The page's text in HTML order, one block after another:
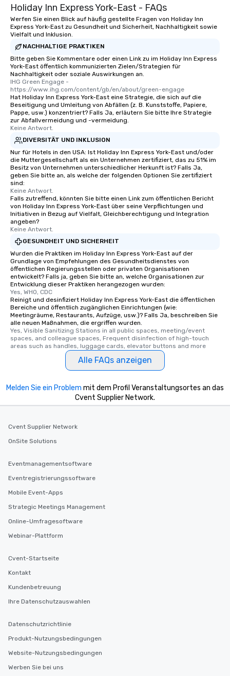
Holiday Inn Express York-East - FAQs
Werfen Sie einen Blick auf häufig gestellte Fragen von Holiday Inn
Express York-East zu Gesundheit und Sicherheit, Nachhaltigkeit sowie
Vielfalt und Inklusion.
NACHHALTIGE PRAKTIKEN
Bitte geben Sie Kommentare oder einen Link zu im Holiday Inn Express
York-East öffentlich kommunizierten Zielen/Strategien für
Nachhaltigkeit oder soziale Auswirkungen an.
IHG Green Engage -
https://www.ihg.com/content/gb/en/about/green-engage
Hat Holiday Inn Express York-East eine Strategie, die sich auf die
Beseitigung und Umleitung von Abfällen (z. B. Kunststoffe, Papiere,
Pappe, usw.) konzentriert? Falls Ja, erläutern Sie bitte Ihre Strategie
zur Abfallvermeidung und -vermeidung.
Keine Antwort.
DIVERSITÄT UND INKLUSION
Nur für Hotels in den USA: Ist Holiday Inn Express York-East und/oder
die Muttergesellschaft als ein Unternehmen zertifiziert, das zu 51% im
Besitz von Unternehmen unterschiedlicher Herkunft ist? Falls Ja,
geben Sie bitte an, als welche der folgenden Optionen Sie zertifiziert
sind:
Keine Antwort.
Falls zutreffend, könnten Sie bitte einen Link zum öffentlichen Bericht
von Holiday Inn Express York-East über seine Verpflichtungen und
Initiativen in Bezug auf Vielfalt, Gleichberechtigung und Integration
angeben?
Keine Antwort.
GESUNDHEIT UND SICHERHEIT
Wurden die Praktiken im Holiday Inn Express York-East auf der
Grundlage von Empfehlungen des Gesundheitsdienstes von
öffentlichen Regierungsstellen oder privaten Organisationen
entwickelt? Falls ja, geben Sie bitte an, welche Organisationen zur
Entwicklung dieser Praktiken herangezogen wurden:
Yes, WHO, CDC
Reinigt und desinfiziert Holiday Inn Express York-East die öffentlichen
Bereiche und öffentlich zugänglichen Einrichtungen (wie:
Meetingräume, Restaurants, Aufzüge, usw.)? Falls Ja, beschreiben Sie
alle neuen Maßnahmen, die ergriffen wurden.
Yes, Visible Sanitizing Stations in all public spaces, meeting/event
spaces, and colleague spaces, Frequent disinfection of high-touch
areas such as handles, luggage cards, elevator buttons and more
Alle FAQs anzeigen
Melden Sie ein Problem mit dem Profil Veranstaltungsortes an das
Cvent Supplier Network.
Cvent Supplier Network
OnSite Solutions
Eventmanagementsoftware
Eventregistrierungssoftware
Mobile Event-Apps
Strategic Meetings Management
Online-Umfragesoftware
Webinar-Plattform
Cvent-Startseite
Kontakt
Kundenbetreuung
Ihre Datenschutzauswahlen
Datenschutzrichtlinie
Produkt-Nutzungsbedingungen
Website-Nutzungsbedingungen
Werben Sie bei uns